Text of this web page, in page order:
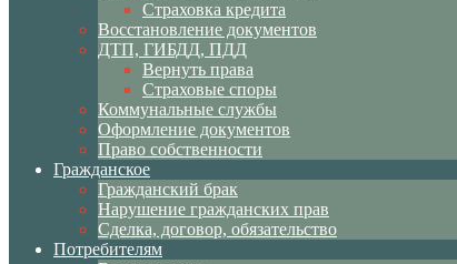
Страховка кредита
Восстановление документов
ДТП, ГИБДД, ПДД
Вернуть права
Страховые споры
Коммунальные службы
Оформление документов
Право собственности
Гражданское
Гражданский брак
Нарушение гражданских прав
Сделка, договор, обязательство
Потребителям